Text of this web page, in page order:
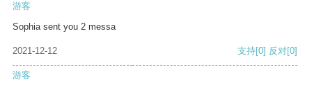
游客
Sophia sent you 2 messa
2021-12-12 支持[0] 反对[0]
游客